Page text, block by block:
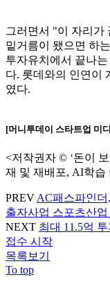
그러면서 "이 자리가
밑거름이 됐으면 하
투자유치에서 끝나
다. 롯데와의 인연이
였다.
[머니투데이 스타트업 미
<저작권자 © ‘돈이
재 및 재배포, AI학습
PREV AC패스파인더
출자사업 스포츠산
NEXT 최대 11.5억
접수 시작
목록보기
To top